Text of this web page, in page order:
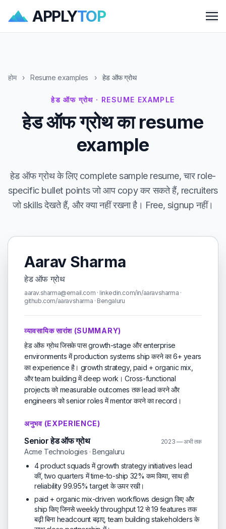
APPLYTOP
होम › Resume examples › हेड ऑफ ग्रोथ
हेड ऑफ ग्रोथ · RESUME EXAMPLE
हेड ऑफ ग्रोथ का resume
example
हेड ऑफ ग्रोथ के लिए complete sample resume, चार role-
specific bullet points जो आप copy कर सकते हैं, recruiters
जो skills देखते हैं, और क्या नहीं रखना है। Free, signup नहीं।
Aarav Sharma
हेड ऑफ ग्रोथ
aarav.sharma@email.com · linkedin.com/in/aaravsharma ·
github.com/aaravsharma · Bengaluru
व्यावसायिक सारांश (SUMMARY)
हेड ऑफ ग्रोथ जिसके पास growth-stage और enterprise
environments में production systems ship करने का 6+ years
का experience है। growth strategy, paid + organic mix,
और team building में deep work। Cross-functional
projects को measurable outcomes तक lead करने और
engineers को senior roles में mentor करने का record।
अनुभव (EXPERIENCE)
Senior हेड ऑफ ग्रोथ 2023 — अभी तक
Acme Technologies · Bengaluru
4 product squads में growth strategy initiatives lead
कीं, two quarters में time-to-ship 32% कम किया, साथ ही
reliability 99.95% target के ऊपर रखी।
paid + organic mix-driven workflows design किए और
ship किए जिनसे weekly throughput 12 से 19 features तक
बढ़ी बिना headcount बढ़ाए, team building stakeholders के